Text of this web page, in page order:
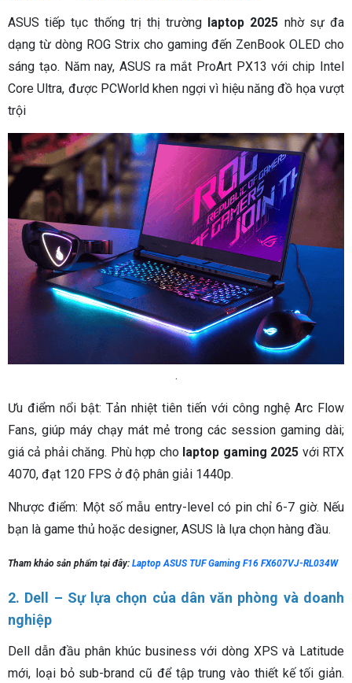
ASUS tiếp tục thống trị thị trường laptop 2025 nhờ sự đa
dạng từ dòng ROG Strix cho gaming đến ZenBook OLED cho
sáng tạo. Năm nay, ASUS ra mắt ProArt PX13 với chip Intel
Core Ultra, được PCWorld khen ngợi vì hiệu năng đồ họa vượt
trội
.
Ưu điểm nổi bật: Tản nhiệt tiên tiến với công nghệ Arc Flow
Fans, giúp máy chạy mát mẻ trong các session gaming dài;
giá cả phải chăng. Phù hợp cho laptop gaming 2025 với RTX
4070, đạt 120 FPS ở độ phân giải 1440p.
Nhược điểm: Một số mẫu entry-level có pin chỉ 6-7 giờ. Nếu
bạn là game thủ hoặc designer, ASUS là lựa chọn hàng đầu.
Tham khảo sản phẩm tại đây: Laptop ASUS TUF Gaming F16 FX607VJ-RL034W
2. Dell – Sự lựa chọn của dân văn phòng và doanh
nghiệp
Dell dẫn đầu phân khúc business với dòng XPS và Latitude
mới, loại bỏ sub-brand cũ để tập trung vào thiết kế tối giản.